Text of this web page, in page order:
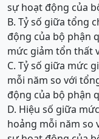
sự hoạt động của
B. Tỷ số giữa tổng
động của bộ phận
mức giảm tổn thất
C. Tỷ số giữa mức
mỗi năm so với
động của bộ phận
D. Hiệu số giữa
hoảng mỗi năm so